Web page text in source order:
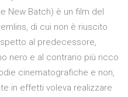
New Batch) è un film del
di cui non è riuscito
al predecessore,
nero e al contrario più ricco
cinematografiche e non,
in effetti voleva realizzare